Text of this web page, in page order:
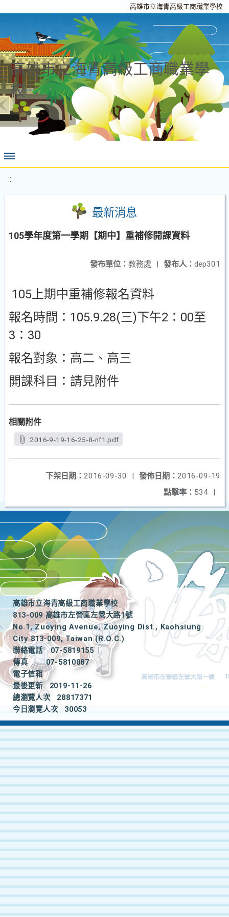
高雄市立海青高級工商職業學校
高雄市立海青高級工商職業學
校
:::
最新消息
105學年度第一學期【期中】重補修開課資料
發布人： dep301
發布單位： 教務處 |
105上期中重補修報名資料
報名時間：105.9.28(三)下午2：00至
3：30
報名對象：高二、高三
開課科目：請見附件
相關附件
2016-9-19-16-25-8-nf1.pdf
發佈日期： 2016-09-19
下架日期： 2016-09-30
|
點擊率： 534 |
高雄市立海青高級工商職業學校
813-009 高雄市左營區左營大路1號
No.1, Zuoying Avenue, Zuoying Dist., Kaohsiung
City 813-009, Taiwan (R.O.C.)
聯絡電話
07-5819155
|
傳真
07-5810087
電子信箱
最後更新
2019-11-26
總瀏覽人次
28817371
今日瀏覽人次
30053